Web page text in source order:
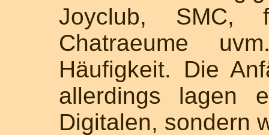
Joyclub, SMC,
Chatraeume
Häufigkeit. Die
allerdings lagen
Digitalen, sondern